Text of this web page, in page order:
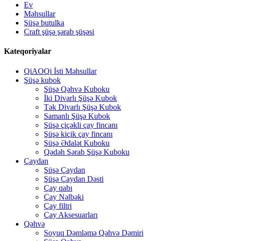
Ev
Məhsullar
Şüşə butulka
Craft şüşə şərab şüşəsi
Kateqoriyalar
QiAOQi İsti Məhsullar
Şüşə kubok
Şüşə Qəhvə Kuboku
İki Divarlı Şüşə Kubok
Tək Divarlı Şüşə Kubok
Samanlı Şüşə Kubok
Şüşə çiçəkli çay fincanı
Şüşə kiçik çay fincanı
Şüşə Ədalət Kuboku
Qədəh Şərab Şüşə Kuboku
Çaydan
Şüşə Çaydan
Şüşə Çaydan Dəsti
Çay qabı
Çay Nəlbəki
Çay filtri
Çay Aksesuarları
Qəhvə
Soyuq Dəmləmə Qəhvə Dəmiri